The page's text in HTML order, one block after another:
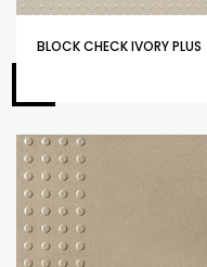
BLOCK CHECK IVORY PLUS